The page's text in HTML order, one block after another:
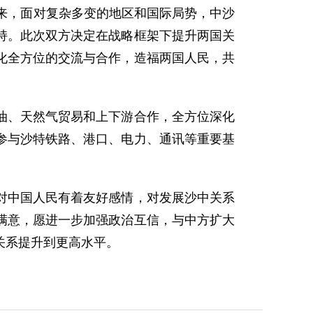
面对复杂多变的地区和国际局势，中沙
此次双方决定在战略框架下提升两国关
方位的交流与合作，造福两国人民，共
天然气贸易和上下游合作，全方位深化
沙特铁路、港口、电力、通讯等重要基
国人民有着友好感情，对发展沙中关系
，愿进一步加强政治互信，与中方扩大
提升到更高水平。